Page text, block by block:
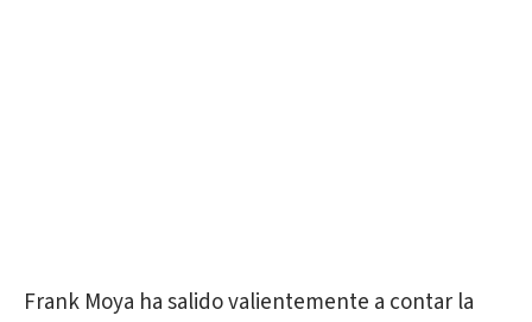
Frank Moya ha salido valientemente a contar la